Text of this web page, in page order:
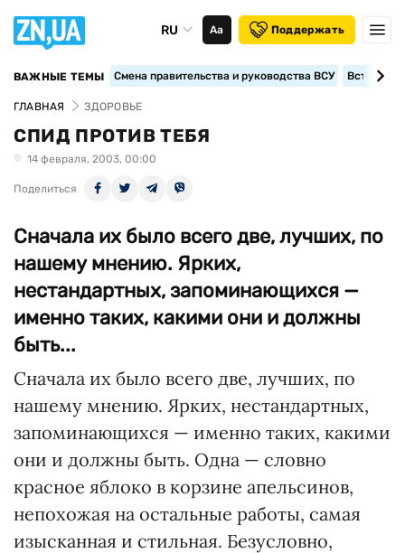
RU Аа Поддержать
ВАЖНЫЕ ТЕМЫ Смена правительства и руководства ВСУ
ГЛАВНАЯ ЗДОРОВЬЕ
СПИД ПРОТИВ ТЕБЯ
14 февраля, 2003, 00:00
Поделиться
Сначала их было всего две, лучших, по
нашему мнению. Ярких,
нестандартных, запоминающихся —
именно таких, какими они и должны
быть...
Сначала их было всего две, лучших, по
нашему мнению. Ярких, нестандартных,
запоминающихся — именно таких, какими
они и должны быть. Одна — словно
красное яблоко в корзине апельсинов,
непохожая на остальные работы, самая
изысканная и стильная. Безусловно,